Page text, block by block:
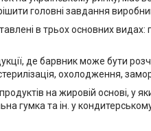
головні завдання
в трьох основних
де барвник може бути
охолодження,
на жировій основі, у
гумка та ін. у